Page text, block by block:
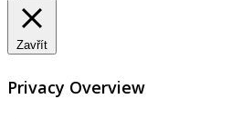
Zavřít
Privacy Overview